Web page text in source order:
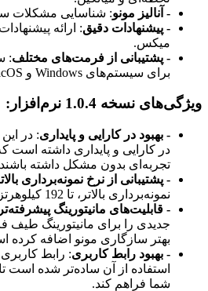
- آنالیز مونو: شناسایی مشکلات
- پیشنهادات دقیق: ارائه
میکس.
- پشتیبانی از فرمت‌های مختلف
برای سیستم‌های Windows و macOS​
ویژگی‌های نسخه 1.0.4 نرم‌افزار:
- بهبود در کارایی و پایداری: در
در کارایی و پایداری داشته است
تجربه‌ای بدون مشکل داشته
- پشتیبانی از نرخ نمونه‌برداری
نمونه‌برداری بالاتر، تا 192 کیلوهرتز، پشتیبانی می‌کند.
- قابلیت‌های مانیتورینگ پیشرفته‌تر
جدیدی را برای مانیتورینگ طیف
بهتر سازگاری مونو اضافه کرده
- بهبود رابط کاربری: رابط کاربری
استفاده از آن ساده‌تر شده است
شما فراهم کند.